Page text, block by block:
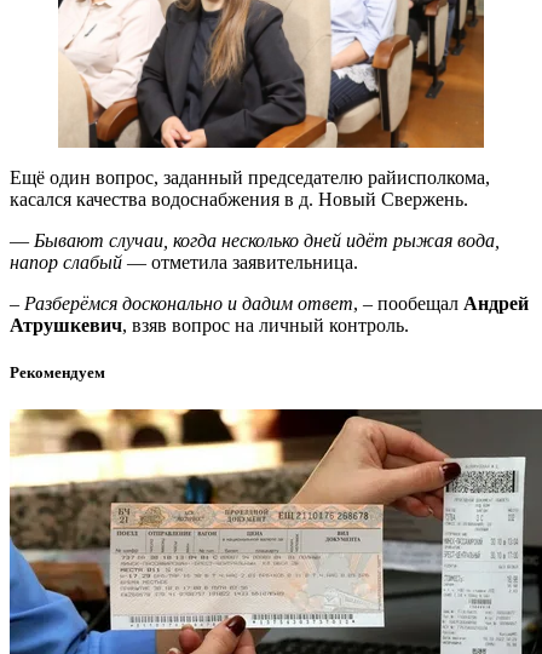
Ещё один вопрос, заданный председателю райисполкома,
касался качества водоснабжения в д. Новый Свержень.
— Бывают случаи, когда несколько дней идёт рыжая вода,
напор слабый — отметила заявительница.
– Разберёмся досконально и дадим ответ, – пообещал Андрей
Атрушкевич, взяв вопрос на личный контроль.
Рекомендуем